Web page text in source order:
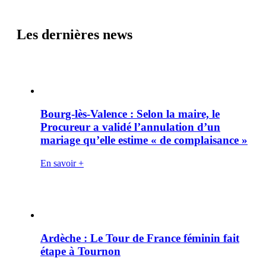
Les dernières news
Bourg-lès-Valence : Selon la maire, le
Procureur a validé l’annulation d’un
mariage qu’elle estime « de complaisance »
En savoir +
Ardèche : Le Tour de France féminin fait
étape à Tournon